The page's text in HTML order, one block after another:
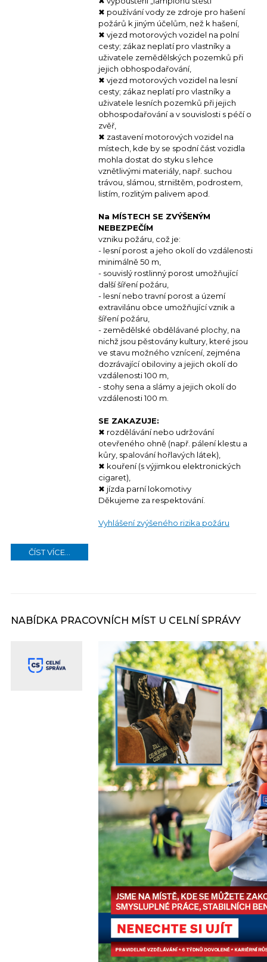
✖ používání vody ze zdroje pro hašení
požárů k jiným účelům, než k hašení,
✖ vjezd motorových vozidel na polní
cesty; zákaz neplatí pro vlastníky a
uživatele zemědělských pozemků při
jejich obhospodařování,
✖ vjezd motorových vozidel na lesní
cesty; zákaz neplatí pro vlastníky a
uživatele lesních pozemků při jejich
obhospodařování a v souvislosti s péčí o
zvěř,
✖ zastavení motorových vozidel na
místech, kde by se spodní část vozidla
mohla dostat do styku s lehce
vznětlivými materiály, např. suchou
trávou, slámou, strništěm, podrostem,
listím, rozlitým palivem apod.
Na MÍSTECH SE ZVÝŠENÝM
NEBEZPEČÍM
vzniku požáru, což je:
- lesní porost a jeho okolí do vzdálenosti
minimálně 50 m,
- souvislý rostlinný porost umožňující
další šíření požáru,
- lesní nebo travní porost a území
extravilánu obce umožňující vznik a
šíření požáru,
- zemědělské obdělávané plochy, na
nichž jsou pěstovány kultury, které jsou
ve stavu možného vznícení, zejména
dozrávající obiloviny a jejich okolí do
vzdálenosti 100 m,
- stohy sena a slámy a jejich okolí do
vzdálenosti 100 m.
SE ZAKAZUJE:
✖ rozdělávání nebo udržování
otevřeného ohně (např. pálení klestu a
kůry, spalování hořlavých látek),
✖ kouření (s výjimkou elektronických
cigaret),
✖ jízda parní lokomotivy
Děkujeme za respektování.
Vyhlášení zvýšeného rizika požáru
ČÍST VÍCE...
NABÍDKA PRACOVNÍCH MÍST U CELNÍ SPRÁVY